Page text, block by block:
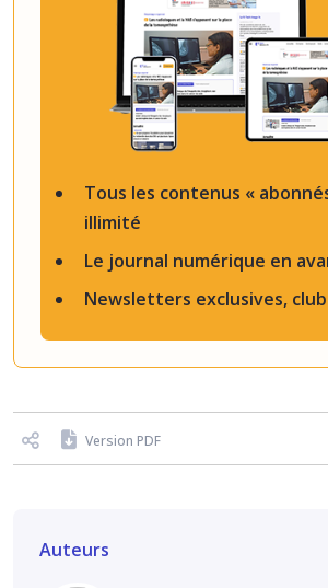
Tous les contenus «
illimité
Le journal numérique en
Newsletters exclusives,
Version PDF
Auteurs